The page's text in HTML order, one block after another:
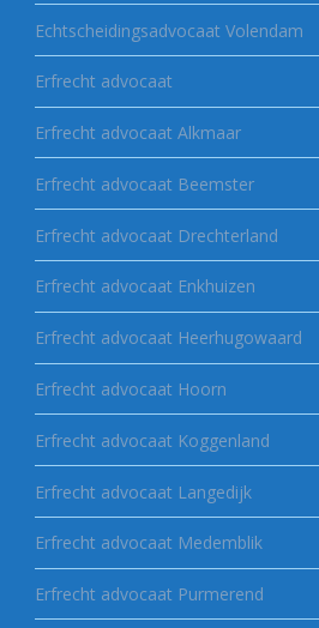
Echtscheidingsadvocaat Volendam
Erfrecht advocaat
Erfrecht advocaat Alkmaar
Erfrecht advocaat Beemster
Erfrecht advocaat Drechterland
Erfrecht advocaat Enkhuizen
Erfrecht advocaat Heerhugowaard
Erfrecht advocaat Hoorn
Erfrecht advocaat Koggenland
Erfrecht advocaat Langedijk
Erfrecht advocaat Medemblik
Erfrecht advocaat Purmerend